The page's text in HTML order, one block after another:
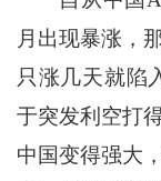
月出现暴涨，
只涨几天就陷
于突发利空打
中国变得强大